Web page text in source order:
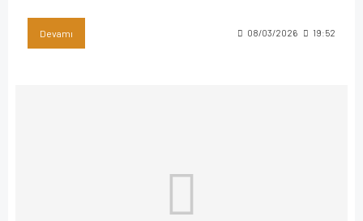
Devamı 08/03/2026 19:52